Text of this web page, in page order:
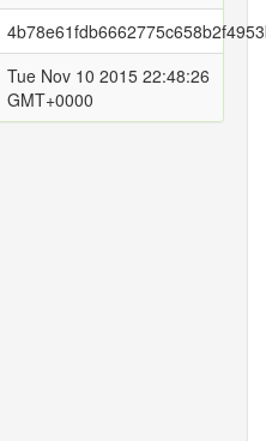
Tue Nov 10 2015 22:48:26
GMT+0000